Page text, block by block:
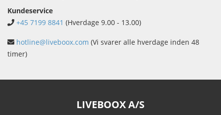
Kundeservice
+45 7199 8841 (Hverdage 9.00 - 13.00)
hotline@liveboox.com (Vi svarer alle hverdage inden 48
timer)
LIVEBOOX A/S